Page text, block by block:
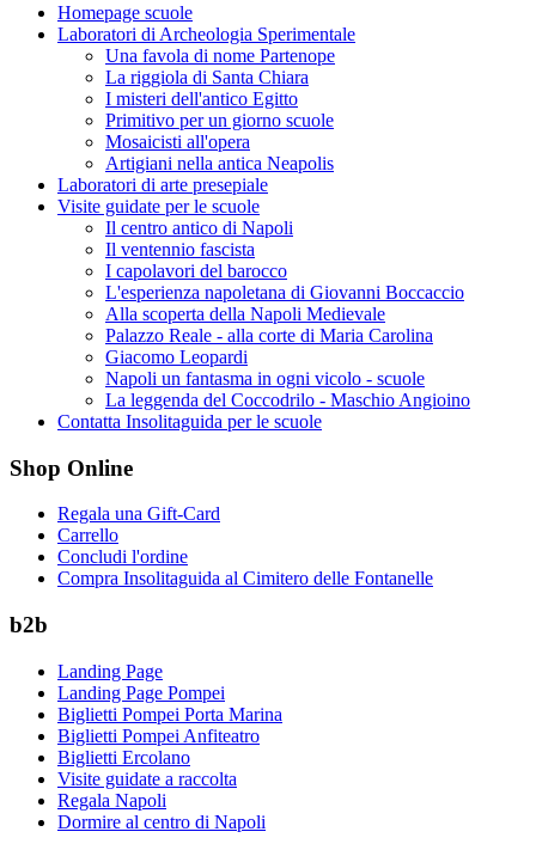
Homepage scuole
Laboratori di Archeologia Sperimentale
Una favola di nome Partenope
La riggiola di Santa Chiara
I misteri dell'antico Egitto
Primitivo per un giorno scuole
Mosaicisti all'opera
Artigiani nella antica Neapolis
Laboratori di arte presepiale
Visite guidate per le scuole
Il centro antico di Napoli
Il ventennio fascista
I capolavori del barocco
L'esperienza napoletana di Giovanni Boccaccio
Alla scoperta della Napoli Medievale
Palazzo Reale - alla corte di Maria Carolina
Giacomo Leopardi
Napoli un fantasma in ogni vicolo - scuole
La leggenda del Coccodrilo - Maschio Angioino
Contatta Insolitaguida per le scuole
Shop Online
Regala una Gift-Card
Carrello
Concludi l'ordine
Compra Insolitaguida al Cimitero delle Fontanelle
b2b
Landing Page
Landing Page Pompei
Biglietti Pompei Porta Marina
Biglietti Pompei Anfiteatro
Biglietti Ercolano
Visite guidate a raccolta
Regala Napoli
Dormire al centro di Napoli